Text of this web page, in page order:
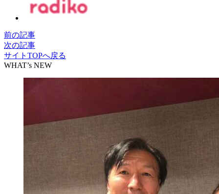
前の記事
次の記事
サイトTOPへ戻る
WHAT’s NEW